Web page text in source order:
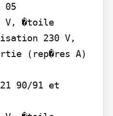
05
V, �toile
230 V,
(rep�res A)
90/91 et